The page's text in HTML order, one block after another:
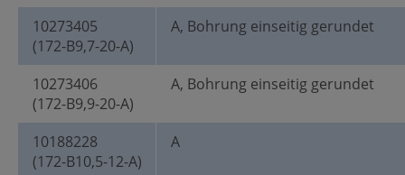
10273405
(172-B9,7-20-A)
A, Bohrung einseitig gerundet
10273406
(172-B9,9-20-A)
A, Bohrung einseitig gerundet
10188228
(172-B10,5-12-A)
A